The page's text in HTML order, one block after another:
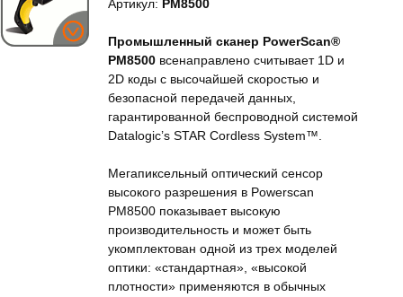
Артикул: PM8500
Промышленный сканер PowerScan®
PM8500 всенаправлено считывает 1D и
2D коды с высочайшей скоростью и
безопасной передачей данных,
гарантированной беспроводной системой
Datalogic’s STAR Cordless System™.
Мегапиксельный оптический сенсор
высокого разрешения в Powerscan
PM8500 показывает высокую
производительность и может быть
укомплектован одной из трех моделей
оптики: «стандартная», «высокой
плотности» применяются в обычных